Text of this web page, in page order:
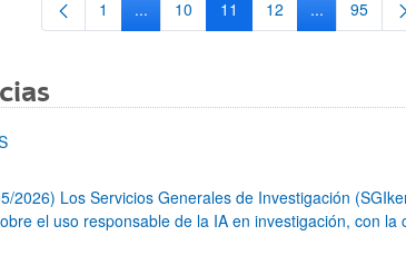
Página
1 ...Páginas intermedias Use TAB para
Página
10 Página
11 Página
12 ...Páginas
95
2026) Los Servicios Generales de Investigación
el uso responsable de la IA en investigación, con la